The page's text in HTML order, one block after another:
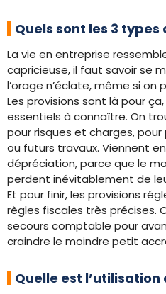
Quels sont les 3 types
La vie en entreprise
capricieuse, il faut savoir se
l’orage n’éclate, même si on
Les provisions sont là pour
essentiels à connaître. On
pour risques et charges,
ou futurs travaux. Viennent
dépréciation, parce que le
perdent inévitablement de
Et pour finir, les provisions
règles fiscales très précises.
secours comptable pour
craindre le moindre petit
Quelle est l’utilisation